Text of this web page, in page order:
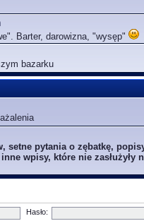
Barter, darowizna, "wysęp"
bazarku
setne pytania o zębatkę,
wpisy, które nie zasłużyły
Hasło: